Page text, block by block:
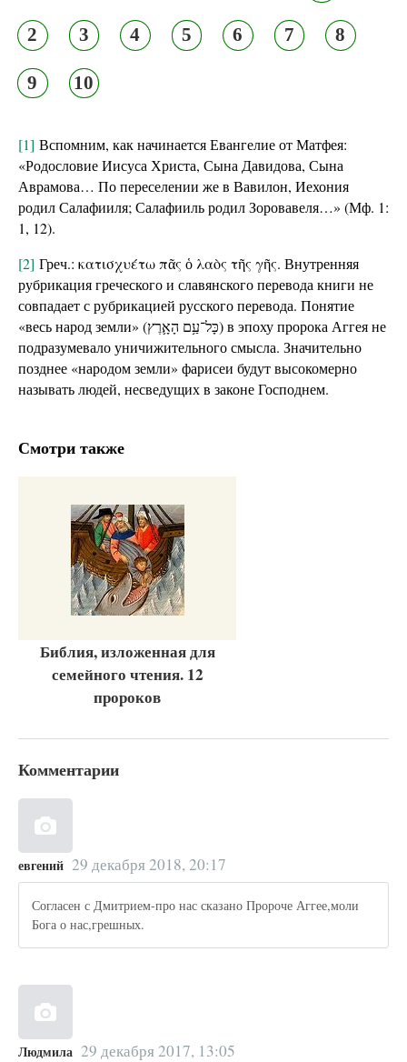
2 3 4 5 6 7 8
9 10
[1] Вспомним, как начинается Евангелие от Матфея:
«Родословие Иисуса Христа, Сына Давидова, Сына
Аврамова… По переселении же в Вавилон, Иехония
родил Салафииля; Салафииль родил Зоровавеля…» (Мф. 1:
1, 12).
[2] Греч.: κατισχυέτω πᾶς ὁ λαὸς τῆς γῆς. Внутренняя
рубрикация греческого и славянского перевода книги не
совпадает с рубрикацией русского перевода. Понятие
«весь народ земли» (כָּל־עַ֥ם הָאָ֛רֶץ) в эпоху пророка Аггея не
подразумевало уничижительного смысла. Значительно
позднее «народом земли» фарисеи будут высокомерно
называть людей, несведущих в законе Господнем.
Смотри также
Библия, изложенная для
семейного чтения. 12
пророков
Комментарии
евгений 29 декабря 2018, 20:17
Согласен с Дмитрием-про нас сказано Пророче Аггее,моли
Бога о нас,грешных.
Людмила 29 декабря 2017, 13:05